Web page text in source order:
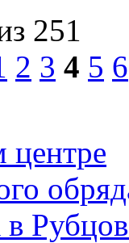
251
2 3 4 5 6